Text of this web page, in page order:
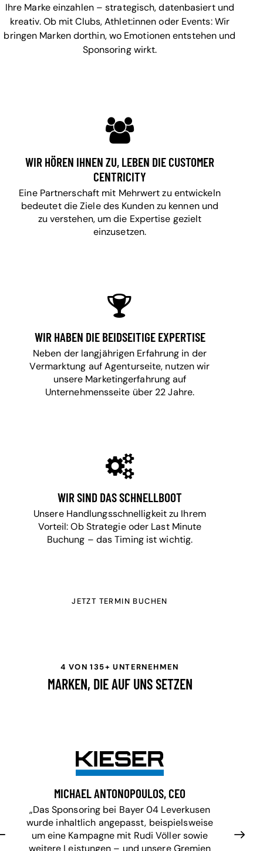
Ihre Marke einzahlen – strategisch, datenbasiert und
kreativ. Ob mit Clubs, Athlet:innen oder Events: Wir
bringen Marken dorthin, wo Emotionen entstehen und
Sponsoring wirkt.
WIR HÖREN IHNEN ZU, LEBEN DIE CUSTOMER
CENTRICITY
Eine Partnerschaft mit Mehrwert zu entwickeln
bedeutet die Ziele des Kunden zu kennen und
zu verstehen, um die Expertise gezielt
einzusetzen.
WIR HABEN DIE BEIDSEITIGE EXPERTISE
Neben der langjährigen Erfahrung in der
Vermarktung auf Agenturseite, nutzen wir
unsere Marketingerfahrung auf
Unternehmensseite über 22 Jahre.
WIR SIND DAS SCHNELLBOOT
Unsere Handlungsschnelligkeit zu Ihrem
Vorteil: Ob Strategie oder Last Minute
Buchung – das Timing ist wichtig.
JETZT TERMIN BUCHEN
4 VON 135+ UNTERNEHMEN
MARKEN, DIE AUF UNS SETZEN
MICHAEL ANTONOPOULOS, CEO
„Das Sponsoring bei Bayer 04 Leverkusen
wurde inhaltlich angepasst, beispielsweise
um eine Kampagne mit Rudi Völler sowie
weitere Leistungen – und unsere Gremien